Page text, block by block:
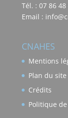
Tél. : 07 86 48
Email :
CNAHES
Mentions
Plan du site
Crédits
Politique